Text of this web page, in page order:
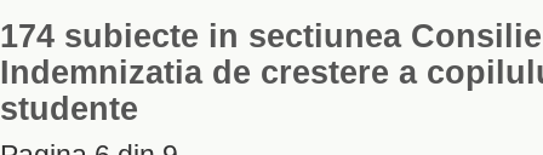
174 subiecte in sectiunea
Indemnizatia de crestere a
studente